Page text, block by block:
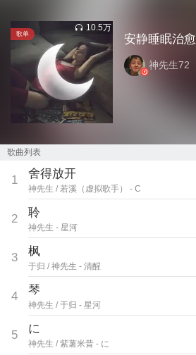
歌单
10.5万
安静睡眠治
神先生72
歌曲列表
1 舍得放开
神先生 / 若溪（虚拟歌手） - C
2 聆
神先生 - 星河
3 枫
于归 / 神先生 - 清醒
4 琴
神先生 / 于归 - 星河
5 に
神先生 / 紫薯米昔 - に